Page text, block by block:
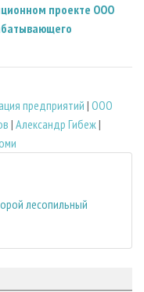
проекте ООО
предприятий | ООО
| Александр Гибеж|
лесопильный